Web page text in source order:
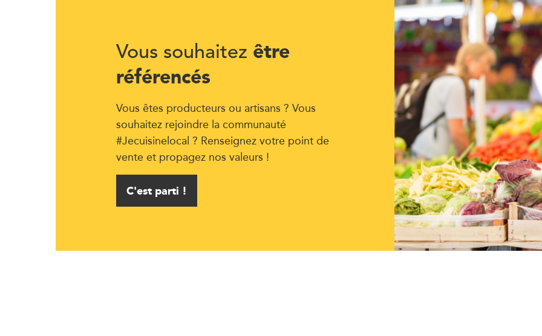
Vous souhaitez être
référencés
Vous êtes producteurs ou artisans ? Vous
souhaitez rejoindre la communauté
#Jecuisinelocal ? Renseignez votre point de
vente et propagez nos valeurs !
C'est parti !